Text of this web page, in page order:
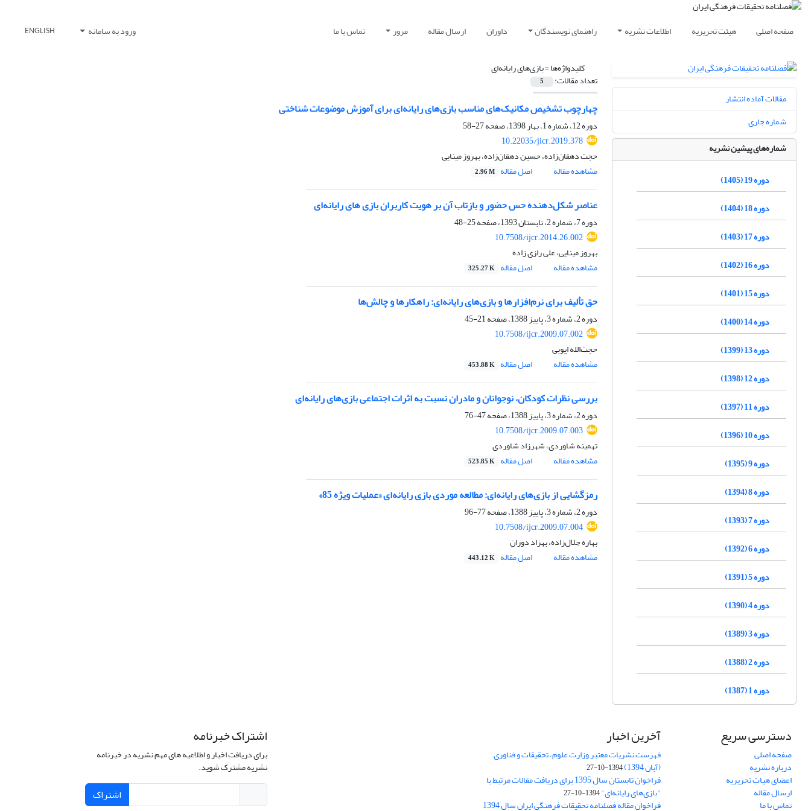
صفحه اصلی هیئت تحریریه اطلاعات نشریه راهنمای نویسندگان داوران ارسال مقاله مرور تماس با ما ورود به سامانه ENGLISH
کلیدواژه‌ها =بازی‌های رایانه‌ای
تعداد مقالات: 5
چهارچوب تشخیص مکانیک‌های مناسب بازی‌های رایانه‌ای برای آموزش موضوعات شناختی
دوره 12، شماره 1، بهار 1398، صفحه
27-58
10.22035/jicr.2019.378
حجت دهقان‌زاده، حسین دهقان‌زاده، بهروز مینایی
مشاهده مقاله
اصل مقاله 2.96 M
عناصر شکل‌دهنده حس حضور و بازتاب آن بر هویت کاربران بازی های رایانه‌ای
دوره 7، شماره 2، تابستان 1393، صفحه
25-48
10.7508/ijcr.2014.26.002
بهروز مینایی، علی رازی زاده
مشاهده مقاله
اصل مقاله 325.27 K
حق تألیف برای نرم‌افزارها و بازی‌های رایانه‌ای: راهکارها و چالش‌ها
دوره 2، شماره 3، پاییز 1388، صفحه
21-45
10.7508/ijcr.2009.07.002
حجت‌الله ایوبی
مشاهده مقاله
اصل مقاله 453.88 K
بررسی نظرات کودکان، نوجوانان و مادران نسبت به اثرات اجتماعی بازی‌های رایانه‌ای
دوره 2، شماره 3، پاییز 1388، صفحه
47-76
10.7508/ijcr.2009.07.003
تهمینه شاوردی، شهرزاد شاوردی
مشاهده مقاله
اصل مقاله 523.85 K
رمزگشایی از بازی‌های‌ رایانه‌ای: مطالعه موردی بازی‌ رایانه‌ای «عملیات ویژه 85»
دوره 2، شماره 3، پاییز 1388، صفحه
77-96
10.7508/ijcr.2009.07.004
بهاره جلال‌زاده، بهزاد دوران
مشاهده مقاله
اصل مقاله 443.12 K
مقالات آماده انتشار
شماره جاری
شماره‌های پیشین نشریه
دوره 19 (1405)
دوره 18 (1404)
دوره 17 (1403)
دوره 16 (1402)
دوره 15 (1401)
دوره 14 (1400)
دوره 13 (1399)
دوره 12 (1398)
دوره 11 (1397)
دوره 10 (1396)
دوره 9 (1395)
دوره 8 (1394)
دوره 7 (1393)
دوره 6 (1392)
دوره 5 (1391)
دوره 4 (1390)
دوره 3 (1389)
دوره 2 (1388)
دوره 1 (1387)
دسترسی سریع
صفحه اصلی
درباره نشریه
اعضای هیات تحریریه
ارسال مقاله
تماس با ما
آخرین اخبار
فهرست نشریات معتبر وزارت علوم، تحقیقات و فناوری
(آبان 1394) 1394-10-27
فراخوان تابستان سال 1395 برای دریافت مقالات مرتبط با
"بازی‌های رایانه‌ای"1394-10-27
فراخوان مقاله فصلنامه تحقیقات فرهنگی ایران سال 1394
اشتراک خبرنامه
برای دریافت اخبار و اطلاعیه های مهم نشریه در خبرنامه
نشریه مشترک شوید.
اشتراک